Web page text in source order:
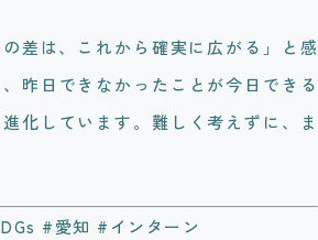
差は、これから確実に広がる」と感
昨日できなかったことが今日できる
化しています。難しく考えずに、ま
#愛知 #インターン